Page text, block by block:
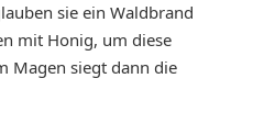
sie ein Waldbrand
mit Honig, um diese
Magen siegt dann die